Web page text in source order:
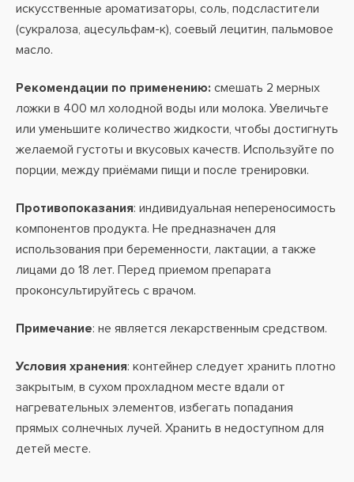
искусственные ароматизаторы, соль, подсластители
(сукралоза, ацесульфам-к), соевый лецитин, пальмовое
масло.
Рекомендации по применению: смешать 2 мерных
ложки в 400 мл холодной воды или молока. Увеличьте
или уменьшите количество жидкости, чтобы достигнуть
желаемой густоты и вкусовых качеств. Используйте по
порции, между приёмами пищи и после тренировки.
Противопоказания: индивидуальная непереносимость
компонентов продукта. Не предназначен для
использования при беременности, лактации, а также
лицами до 18 лет. Перед приемом препарата
проконсультируйтесь с врачом.
Примечание: не является лекарственным средством.
Условия хранения: контейнер следует хранить плотно
закрытым, в сухом прохладном месте вдали от
нагревательных элементов, избегать попадания
прямых солнечных лучей. Хранить в недоступном для
детей месте.